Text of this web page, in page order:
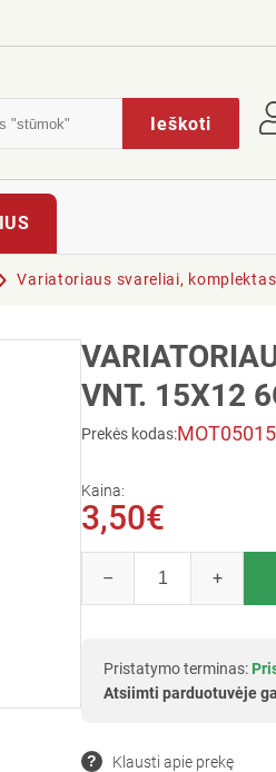
Ieškoti
Variatoriaus svareliai,
VNT. 15X12
Prekės kodas:
Kaina:
3,50€
– +
Pristatymo terminas:
Atsiimti parduotuvėje
Klausti apie prekę